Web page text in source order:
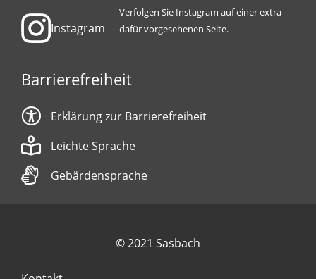
Instagram
Verfolgen Sie Instagram auf einer extra
dafür vorgesehenen Seite.
Barrierefreiheit
Erklärung zur Barrierefreiheit
Leichte Sprache
Gebärdensprache
© 2021 Sasbach